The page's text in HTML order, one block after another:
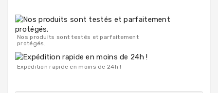
Nos produits sont testés et parfaitement
protégés.
Expédition rapide en moins de 24h !